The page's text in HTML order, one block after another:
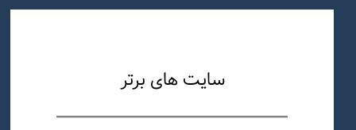
سایت های برتر